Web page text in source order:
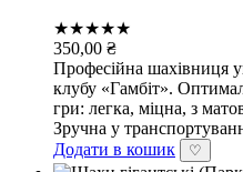
★★★★★
350,00 ₴
Професійна шахівниця
клубу «Гамбіт».
гри: легка, міцна, з
Зручна у
Додати в кошик
♡